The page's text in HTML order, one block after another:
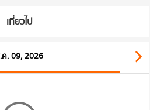
เที่ยวไป
ค. 09, 2026